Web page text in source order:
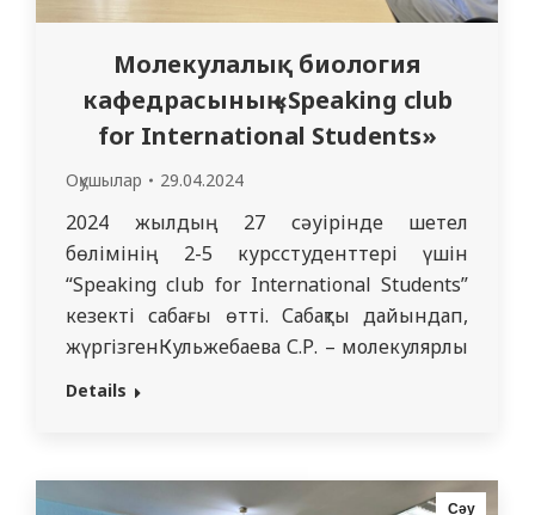
Молекулалық биология
кафедрасының «Speaking club
for International Students»
Оқушылар 29.04.2024
2024 жылдың 27 сәуірінде шетел
бөлімінің 2-5 курсстуденттері үшін
“Speaking club for International Students”
кезекті сабағы өтті. Сабақты дайындап,
жүргізгенКульжебаева С.Р. – молекулярлық
биология жәнемедициналық генетика
Тыңдаушыларға алдын ала
Details
Сәу